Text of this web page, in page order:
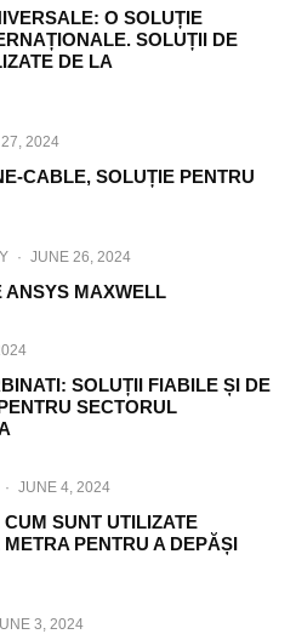
O SOLUȚIE
SOLUȚII DE
DE LA
2024
CABLE, SOLUȚIE PENTRU
· JUNE 26, 2024
ANSYS MAXWELL
SOLUȚII FIABILE ȘI DE
SECTORUL
· JUNE 4, 2024
SUNT UTILIZATE
PENTRU A DEPĂȘI
3, 2024